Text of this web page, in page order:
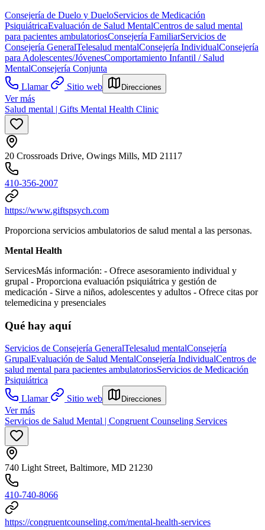
Consejería de Duelo y DueloServicios de Medicación
PsiquiátricaEvaluación de Salud MentalCentros de salud mental
para pacientes ambulatoriosConsejería FamiliarServicios de
Consejería GeneralTelesalud mentalConsejería IndividualConsejería
para Adolescentes/JóvenesComportamiento Infantil / Salud
MentalConsejería Conjunta
Llamar
Sitio web Direcciones
Ver más
Salud mental | Gifts Mental Health Clinic
20 Crossroads Drive, Owings Mills, MD 21117
410-356-2007
https://www.giftspsych.com
Proporciona servicios ambulatorios de salud mental a las personas.
Mental Health
ServicesMás información: - Ofrece asesoramiento individual y
grupal - Proporciona evaluación psiquiátrica y gestión de
medicación - Sirve a niños, adolescentes y adultos - Ofrece citas por
telemedicina y presenciales
Qué hay aquí
Servicios de Consejería GeneralTelesalud mentalConsejería
GrupalEvaluación de Salud MentalConsejería IndividualCentros de
salud mental para pacientes ambulatoriosServicios de Medicación
Psiquiátrica
Llamar
Sitio web Direcciones
Ver más
Servicios de Salud Mental | Congruent Counseling Services
740 Light Street, Baltimore, MD 21230
410-740-8066
https://congruentcounseling.com/mental-health-services